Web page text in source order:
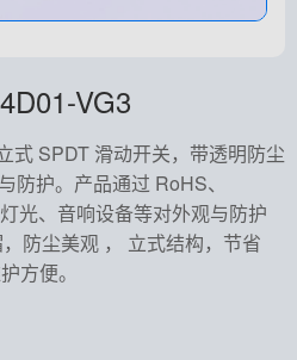
VG3
式 SPDT 滑动开关，带透明防尘
防护。产品通过 RoHS、
光、音响设备等对外观与防护
防尘美观 ， 立式结构，节省
方便。